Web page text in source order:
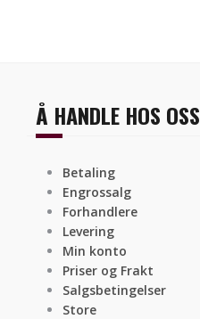
Å HANDLE HOS OSS
Betaling
Engrossalg
Forhandlere
Levering
Min konto
Priser og Frakt
Salgsbetingelser
Store